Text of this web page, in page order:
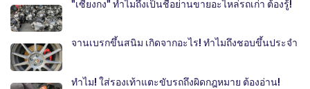
"เซียงกง" ทำไมถึงเป็นชื่อย่านขายอะไหล่รถเก่า ต้องรู้!
จานเบรกขึ้นสนิม เกิดจากอะไร! ทำไมถึงชอบขึ้นประจำ
ทำไม! ใส่รองเท้าแตะขับรถถึงผิดกฎหมาย ต้องอ่าน!